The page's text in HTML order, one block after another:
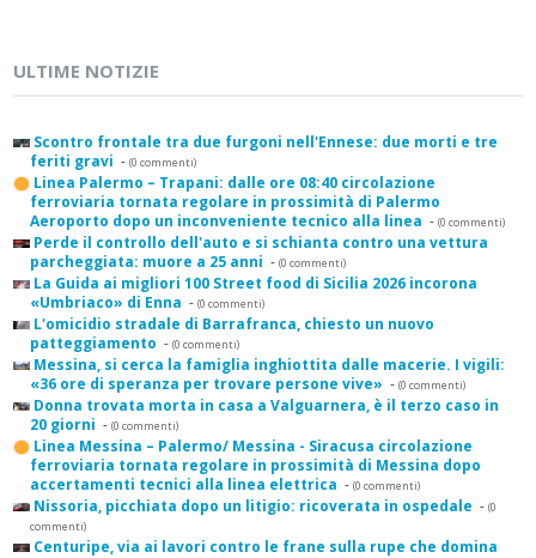
ULTIME NOTIZIE
Scontro frontale tra due furgoni nell'Ennese: due morti e tre
feriti gravi - (0 commenti)
Linea Palermo – Trapani: dalle ore 08:40 circolazione
ferroviaria tornata regolare in prossimità di Palermo
Aeroporto dopo un inconveniente tecnico alla linea - (0 commenti)
Perde il controllo dell'auto e si schianta contro una vettura
parcheggiata: muore a 25 anni - (0 commenti)
La Guida ai migliori 100 Street food di Sicilia 2026 incorona
«Umbriaco» di Enna - (0 commenti)
L'omicidio stradale di Barrafranca, chiesto un nuovo
patteggiamento - (0 commenti)
Messina, si cerca la famiglia inghiottita dalle macerie. I vigili:
«36 ore di speranza per trovare persone vive» - (0 commenti)
Donna trovata morta in casa a Valguarnera, è il terzo caso in
20 giorni - (0 commenti)
Linea Messina – Palermo/ Messina - Siracusa circolazione
ferroviaria tornata regolare in prossimità di Messina dopo
accertamenti tecnici alla linea elettrica - (0 commenti)
Nissoria, picchiata dopo un litigio: ricoverata in ospedale - (0
commenti)
Centuripe, via ai lavori contro le frane sulla rupe che domina